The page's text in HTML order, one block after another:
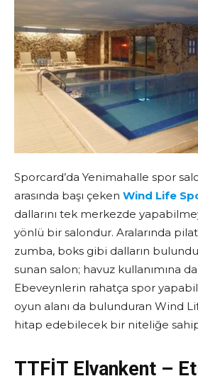
Sporcard’da Yenimahalle spor
arasında başı çeken Wind Life
dallarını tek merkezde
yönlü bir salondur. Aralarında
zumba, boks gibi dalların
sunan salon; havuz kullanımına da
Ebeveynlerin rahatça spor
oyun alanı da bulunduran Wind
hitap edebilecek bir niteliğe
TTFİT Elvankent –